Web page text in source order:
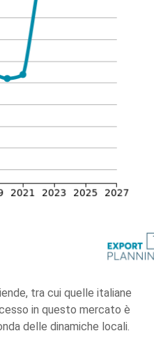
tra cui quelle italiane
in questo mercato è
delle dinamiche locali.